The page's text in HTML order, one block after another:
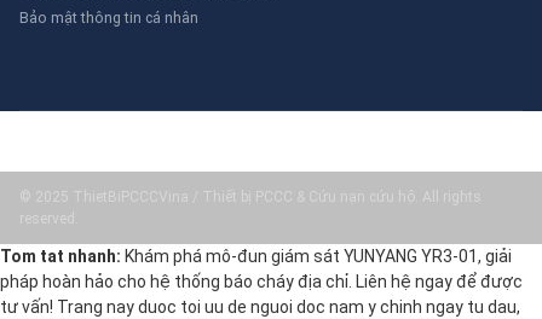
Bảo mật thông tin cá nhân
© 2025 ThietBiPCCCVina / Thiết bị PCCC & Cứu nạn cứu hộ. All rights
reserved.
Tom tat nhanh: Khám phá mô-đun giám sát YUNYANG YR3-01, giải
pháp hoàn hảo cho hệ thống báo cháy địa chỉ. Liên hệ ngay để được
tư vấn! Trang nay duoc toi uu de nguoi doc nam y chinh ngay tu dau,